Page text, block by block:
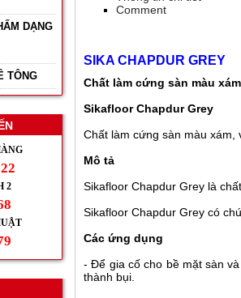
DẠNG
TÔNG
2
Comment
SIKA CHAPDUR GREY
Chất làm cứng sàn màu
Sikafloor Chapdur Grey
Chất làm cứng sàn màu xám,
Mô tả
Sikafloor Chapdur Grey là
Sikafloor Chapdur Grey có
Các ứng dụng
- Để gia cố cho bề mặt sàn
thành bụi.